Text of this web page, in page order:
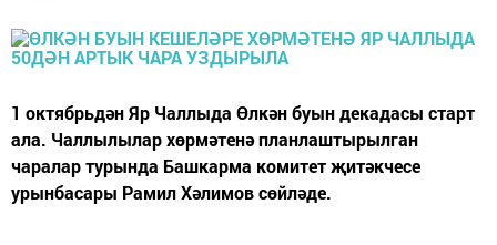
1 октябрьдән Яр Чаллыда Өлкән буын декадасы старт
ала. Чаллылылар хөрмәтенә планлаштырылган
чаралар турында Башкарма комитет җитәкчесе
урынбасары Рамил Хәлимов сөйләде.